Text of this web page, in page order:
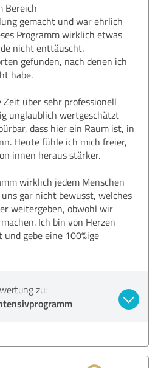
Bereich
gemacht und war ehrlich
Programm wirklich etwas
nicht enttäuscht.
gefunden, nach denen ich
habe.
Zeit über sehr professionell
unglaublich wertgeschätzt
dass hier ein Raum ist, in
Heute fühle ich mich freier,
innen heraus stärker.
wirklich jedem Menschen
gar nicht bewusst, welches
weitergeben, obwohl wir
Ich bin von Herzen
gebe eine 100%ige
zu: